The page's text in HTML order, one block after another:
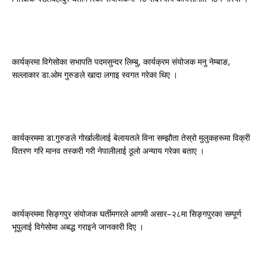
कार्यक्रमा विगेसोका सभापति पदमसुन्दर लिम्बु, कार्यक्रम संयोजक मनु नेम्बाङ,
सल्लाकार डा.ओम गुरुङले खादा लगाइ स्वगत गरेका थिए ।
कार्यक्रममा डा.गुरुङले गोर्खालीलाई बेलायतले विना सम्झौता तेस्रो मुलुकहरूमा विक्री
वितरण गरि मानव तस्करी गरी नेपालीलाई ठूलो अन्याय गरेका बताए ।
कार्यक्रममा सिङ्गपुर संयोजक घर्तीमगरले आगमी असार–२८मा सिङ्गपुरका सम्पूर्ण
भूपूलाई विगेसोमा अबद्ध गराइने जानकारी दिए ।